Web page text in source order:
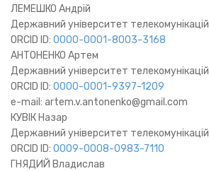
ЛЕМЕШКО Андрій
Державний університет телекомунікацій
ORCID ID: 0000-0001-8003-3168
АНТОНЕНКО Артем
Державний університет телекомунікацій
ORCID ID: 0000-0001-9397-1209
e-mail: artem.v.antonenko@gmail.com
КУВІК Назар
Державний університет телекомунікацій
ORCID ID: 0009-0008-0983-7110
ГНЯДИЙ Владислав